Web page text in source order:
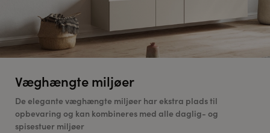
Væghængte miljøer
De elegante væghængte miljøer har ekstra plads til
opbevaring og kan kombineres med alle daglig- og
spisestuer miljøer